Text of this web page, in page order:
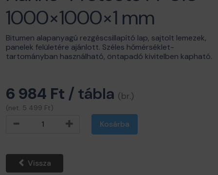
1000×1000×1 mm
Bitumen alapanyagú rezgéscsillapító lap, sajtolt lemezek,
panelek felületére ajánlott. Széles hőmérséklet-
tartományban használható, öntapadó kivitelben kapható.
6 984 Ft / tábla (br.)
(net. 5 499 Ft)
Kosárba
Vissza